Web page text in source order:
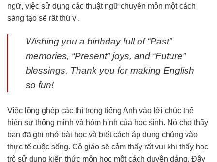
ngữ, việc sử dụng các thuật ngữ chuyên môn một cách
sáng tạo sẽ rất thú vị.
Wishing you a birthday full of “Past”
memories, “Present” joys, and “Future”
blessings. Thank you for making English
so fun!
Việc lồng ghép các thì trong tiếng Anh vào lời chúc thể
hiện sự thông minh và hóm hỉnh của học sinh. Nó cho thấy
bạn đã ghi nhớ bài học và biết cách áp dụng chúng vào
thực tế cuộc sống. Cô giáo sẽ cảm thấy rất vui khi thấy học
trò sử dụng kiến thức môn học một cách duyên dáng. Đây